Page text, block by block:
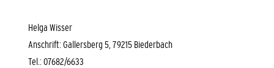
Helga Wisser
Anschrift: Gallersberg 5, 79215 Biederbach
Tel.: 07682/6633